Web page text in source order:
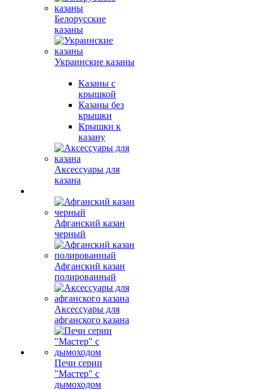
Белорусские
казаны
Украинские казаны
Казаны с
крышкой
Казаны без
крышки
Крышки к
казану
Аксессуары для
казана
Афганский казан
черный
Афганский казан
полированный
Аксессуары для
афганского казана
Печи серии
"Мастер" с
дымоходом